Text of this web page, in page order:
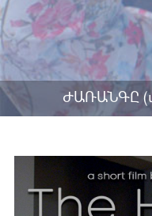
ԺԱՌԱՆԳԸ